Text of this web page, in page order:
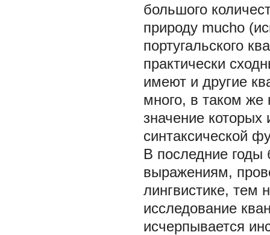
большого
природу mucho
португальского
практически
имеют и другие
много, в таком же
значение
синтаксической
В последние
выражениям,
лингвистике,
исследование
исчерпывается